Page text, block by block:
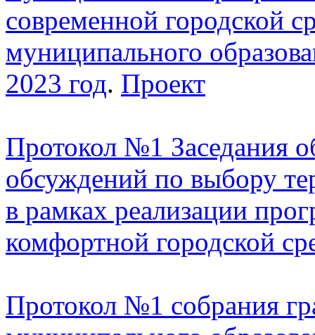
современной городской
муниципального
2023 год. Проект
Протокол №1 Заседания
обсуждений по выбору
в рамках реализации
комфортной городской
Протокол №1 собрания